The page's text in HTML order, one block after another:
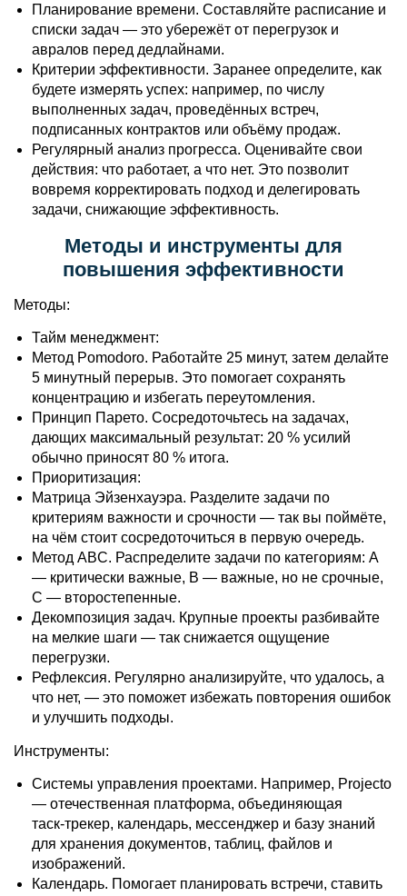
Планирование времени. Составляйте расписание и
списки задач — это убережёт от перегрузок и
авралов перед дедлайнами.
Критерии эффективности. Заранее определите, как
будете измерять успех: например, по числу
выполненных задач, проведённых встреч,
подписанных контрактов или объёму продаж.
Регулярный анализ прогресса. Оценивайте свои
действия: что работает, а что нет. Это позволит
вовремя корректировать подход и делегировать
задачи, снижающие эффективность.
Методы и инструменты для
повышения эффективности
Методы:
Тайм менеджмент:
Метод Pomodoro. Работайте 25 минут, затем делайте
5 минутный перерыв. Это помогает сохранять
концентрацию и избегать переутомления.
Принцип Парето. Сосредоточьтесь на задачах,
дающих максимальный результат: 20 % усилий
обычно приносят 80 % итога.
Приоритизация:
Матрица Эйзенхауэра. Разделите задачи по
критериям важности и срочности — так вы поймёте,
на чём стоит сосредоточиться в первую очередь.
Метод ABC. Распределите задачи по категориям: A
— критически важные, B — важные, но не срочные,
C — второстепенные.
Декомпозиция задач. Крупные проекты разбивайте
на мелкие шаги — так снижается ощущение
перегрузки.
Рефлексия. Регулярно анализируйте, что удалось, а
что нет, — это поможет избежать повторения ошибок
и улучшить подходы.
Инструменты:
Системы управления проектами. Например, Projecto
— отечественная платформа, объединяющая
таск‑трекер, календарь, мессенджер и базу знаний
для хранения документов, таблиц, файлов и
изображений.
Календарь. Помогает планировать встречи, ставить